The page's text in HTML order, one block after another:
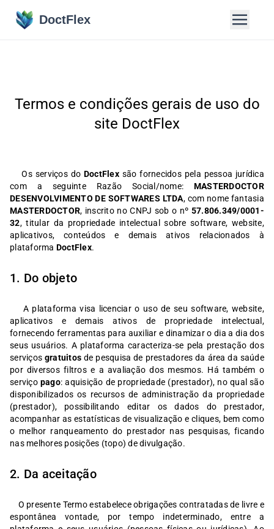
DoctFlex
Termos e condições gerais de uso do
site DoctFlex
Os serviços do DoctFlexsão fornecidos pela pessoa jurídica
com a seguinte Razão Social/nome: MASTERDOCTOR
DESENVOLVIMENTO DE SOFTWARES LTDA, com nome fantasia
MASTERDOCTOR, inscrito no CNPJ sob o nº 57.806.349/0001-
32, titular da propriedade intelectual sobre software, website,
aplicativos, conteúdos e demais ativos relacionados à
plataforma DoctFlex.
1. Do objeto
A plataforma visa licenciar o uso de seu software, website,
aplicativos e demais ativos de propriedade intelectual,
fornecendo ferramentas para auxiliar e dinamizar o dia a dia dos
seus usuários. A plataforma caracteriza-se pela prestação dos
serviços gratuitos de pesquisa de prestadores da área da saúde
por diversos filtros e a avaliação dos mesmos. Há também o
serviço pago: aquisição de propriedade (prestador), no qual são
disponibilizados os recursos de administração da propriedade
(prestador), possibilitando editar os dados do prestador,
acompanhar as estatísticas de visualização e cliques, bem como
o melhor ranqueamento do prestador nas pesquisas, ficando
nas melhores posições (topo) de divulgação.
2. Da aceitação
O presente Termo estabelece obrigações contratadas de livre e
espontânea vontade, por tempo indeterminado, entre a